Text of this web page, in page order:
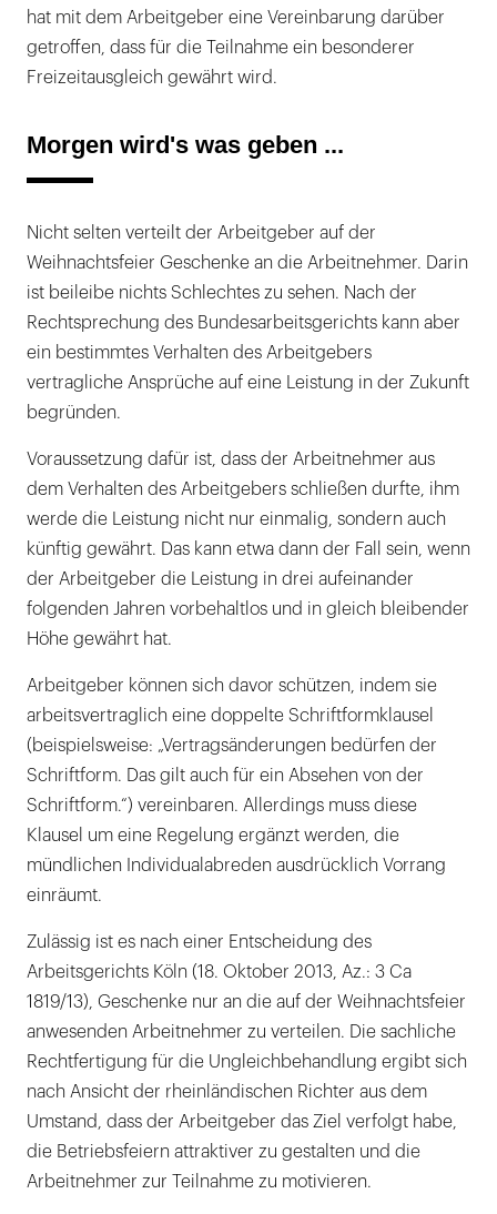
hat mit dem Arbeitgeber eine Vereinbarung darüber
getroffen, dass für die Teilnahme ein besonderer
Freizeitausgleich gewährt wird.
Morgen wird's was geben ...
Nicht selten verteilt der Arbeitgeber auf der
Weihnachtsfeier Geschenke an die Arbeitnehmer. Darin
ist beileibe nichts Schlechtes zu sehen. Nach der
Rechtsprechung des Bundesarbeitsgerichts kann aber
ein bestimmtes Verhalten des Arbeitgebers
vertragliche Ansprüche auf eine Leistung in der Zukunft
begründen.
Voraussetzung dafür ist, dass der Arbeitnehmer aus
dem Verhalten des Arbeitgebers schließen durfte, ihm
werde die Leistung nicht nur einmalig, sondern auch
künftig gewährt. Das kann etwa dann der Fall sein, wenn
der Arbeitgeber die Leistung in drei aufeinander
folgenden Jahren vorbehaltlos und in gleich bleibender
Höhe gewährt hat.
Arbeitgeber können sich davor schützen, indem sie
arbeitsvertraglich eine doppelte Schriftformklausel
(beispielsweise: „Vertragsänderungen bedürfen der
Schriftform. Das gilt auch für ein Absehen von der
Schriftform.“) vereinbaren. Allerdings muss diese
Klausel um eine Regelung ergänzt werden, die
mündlichen Individualabreden ausdrücklich Vorrang
einräumt.
Zulässig ist es nach einer Entscheidung des
Arbeitsgerichts Köln (18. Oktober 2013, Az.: 3 Ca
1819/13), Geschenke nur an die auf der Weihnachtsfeier
anwesenden Arbeitnehmer zu verteilen. Die sachliche
Rechtfertigung für die Ungleichbehandlung ergibt sich
nach Ansicht der rheinländischen Richter aus dem
Umstand, dass der Arbeitgeber das Ziel verfolgt habe,
die Betriebsfeiern attraktiver zu gestalten und die
Arbeitnehmer zur Teilnahme zu motivieren.